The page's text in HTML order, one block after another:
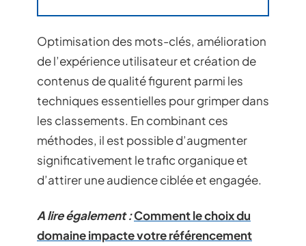
Optimisation des mots-clés, amélioration
de l’expérience utilisateur et création de
contenus de qualité figurent parmi les
techniques essentielles pour grimper dans
les classements. En combinant ces
méthodes, il est possible d’augmenter
significativement le trafic organique et
d’attirer une audience ciblée et engagée.
A lire également :Comment le choix du
domaine impacte votre référencement